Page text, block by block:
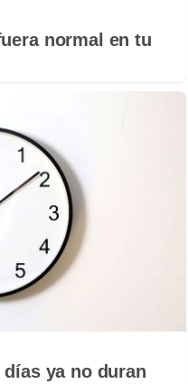
normal en tu
ya no duran